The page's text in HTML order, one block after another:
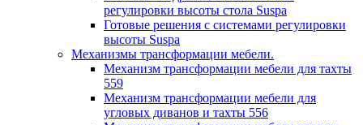
регулировки высоты стола Suspa
Готовые решения с системами регулировки
высоты Suspa
Механизмы трансформации мебели.
Механизм трансформации мебели для тахты
559
Механизм трансформации мебели для
угловых диванов и тахты 556